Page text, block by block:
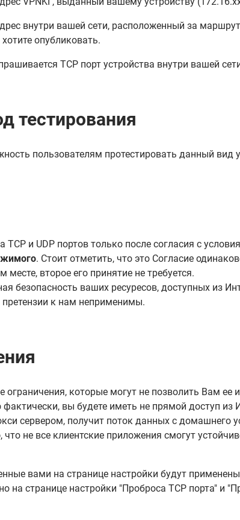
внутри вашей сети, расположенный за
опубликовать.
TCP порт устройства внутри вашей
тестирования
пользователям протестировать данный вид
и UDP портов только после согласия с
. Стоит отметить, что это Согласие
месте, второе его принятие не требуется.
безопасность ваших ресуресов, доступных из
претензии к нам неприменимы.
ограничения, которые могут не позволить Вам ее
вы будете иметь не прямой доступ из
сервером, получит поток данных с
что не все клиентские приложения смогут
вами на странице настройки будут
на странице настройки "Проброса TCP порта" и